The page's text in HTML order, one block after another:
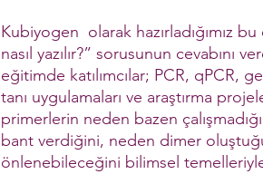
Kubiyogen olarak hazırladığımız
nasıl yazılır?” sorusunun cevabını
eğitimde katılımcılar; PCR, qPCR,
tanı uygulamaları ve araştırma
primerlerin neden bazen
bant verdiğini, neden dimer
önlenebileceğini bilimsel